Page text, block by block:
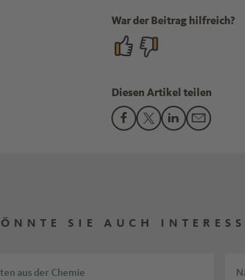
War der Beitrag hilfreich?
Diesen Artikel teilen
Den Beitrag
Den Beitrag
Den Beitrag
Den
SIE AUCH
aus der Chemie